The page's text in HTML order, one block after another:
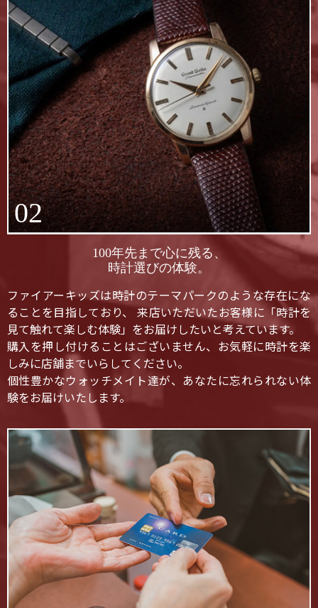
02
100年先まで心に残る、
時計選びの体験。
ファイアーキッズは時計のテーマパークのような存在にな
ることを目指しており、 来店いただいたお客様に「時計を
見て触れて楽しむ体験」をお届けしたいと考えています。
購入を押し付けることはございません、お気軽に時計を楽
しみに店舗までいらしてください。
個性豊かなウォッチメイト達が、あなたに忘れられない体
験をお届けいたします。